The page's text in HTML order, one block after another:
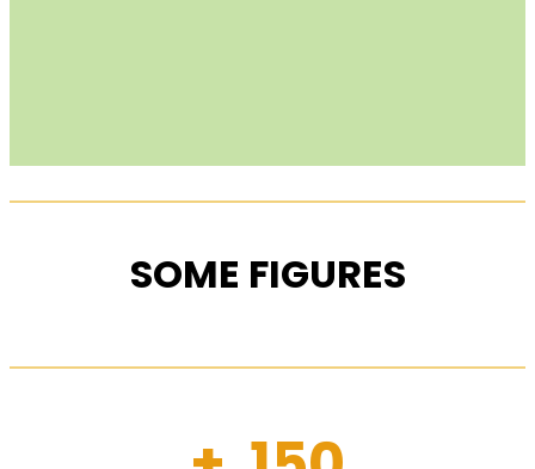
SOME FIGURES